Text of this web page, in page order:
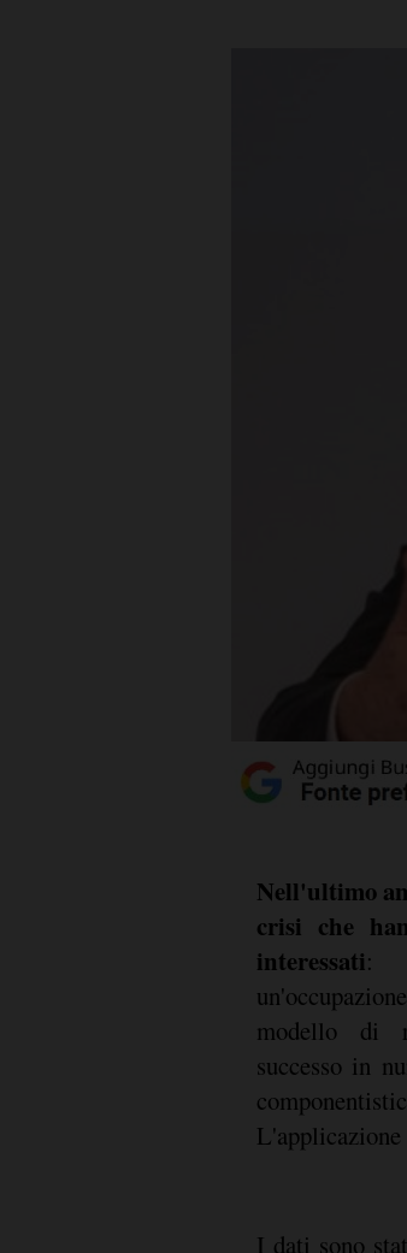
Nell'ultimo
crisi che
interessati:
modello di
successo in
I dati sono